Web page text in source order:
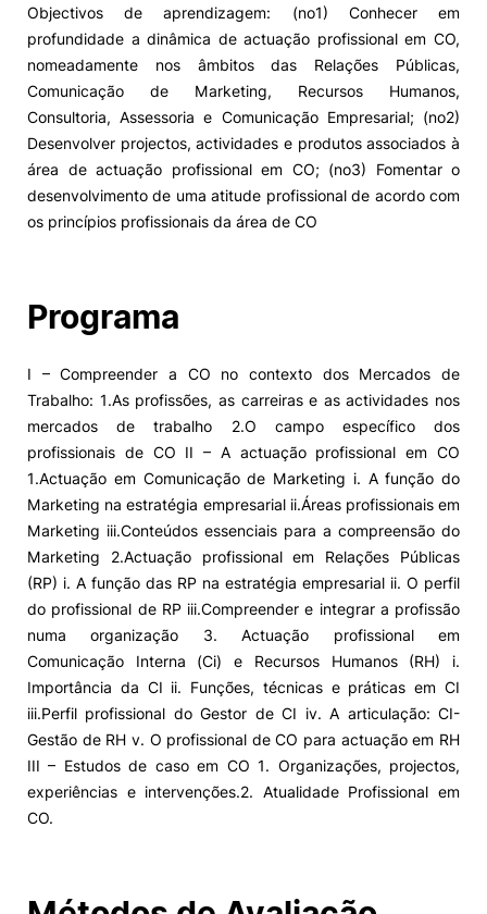
Objectivos de aprendizagem: (no1) Conhecer em
profundidade a dinâmica de actuação profissional em CO,
nomeadamente nos âmbitos das Relações Públicas,
Comunicação de Marketing, Recursos Humanos,
Consultoria, Assessoria e Comunicação Empresarial; (no2)
Desenvolver projectos, actividades e produtos associados à
área de actuação profissional em CO; (no3) Fomentar o
desenvolvimento de uma atitude profissional de acordo com
os princípios profissionais da área de CO
Programa
I – Compreender a CO no contexto dos Mercados de
Trabalho: 1.As profissões, as carreiras e as actividades nos
mercados de trabalho 2.O campo específico dos
profissionais de CO II – A actuação profissional em CO
1.Actuação em Comunicação de Marketing i. A função do
Marketing na estratégia empresarial ii.Áreas profissionais em
Marketing iii.Conteúdos essenciais para a compreensão do
Marketing 2.Actuação profissional em Relações Públicas
(RP) i. A função das RP na estratégia empresarial ii. O perfil
do profissional de RP iii.Compreender e integrar a profissão
numa organização 3. Actuação profissional em
Comunicação Interna (Ci) e Recursos Humanos (RH) i.
Importância da CI ii. Funções, técnicas e práticas em CI
iii.Perfil profissional do Gestor de CI iv. A articulação: CI-
Gestão de RH v. O profissional de CO para actuação em RH
III – Estudos de caso em CO 1. Organizações, projectos,
experiências e intervenções.2. Atualidade Profissional em
CO.